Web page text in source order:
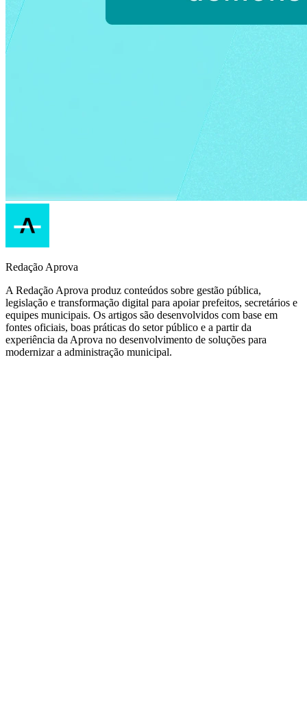
Redação Aprova
A Redação Aprova produz conteúdos sobre gestão pública,
legislação e transformação digital para apoiar prefeitos, secretários e
equipes municipais. Os artigos são desenvolvidos com base em
fontes oficiais, boas práticas do setor público e a partir da
experiência da Aprova no desenvolvimento de soluções para
modernizar a administração municipal.